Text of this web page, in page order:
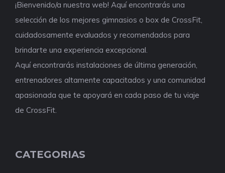
¡Bienvenido/a nuestra web! Aquí encontrarás una
selección de los mejores gimnasios o box de CrossFit,
cuidadosamente evaluados y recomendados para
brindarte una experiencia excepcional.
Aquí encontrarás instalaciones de última generación,
entrenadores altamente capacitados y una comunidad
apasionada que te apoyará en cada paso de tu viaje
de CrossFit.
CATEGORIAS